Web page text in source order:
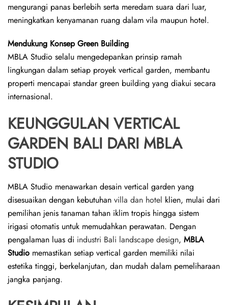
mengurangi panas berlebih serta meredam suara dari luar,
meningkatkan kenyamanan ruang dalam vila maupun hotel.
Mendukung Konsep Green Building
MBLA Studio selalu mengedepankan prinsip ramah
lingkungan dalam setiap proyek vertical garden, membantu
properti mencapai standar green building yang diakui secara
internasional.
KEUNGGULAN VERTICAL
GARDEN BALI DARI MBLA
STUDIO
MBLA Studio menawarkan desain vertical garden yang
disesuaikan dengan kebutuhan villa dan hotel klien, mulai dari
pemilihan jenis tanaman tahan iklim tropis hingga sistem
irigasi otomatis untuk memudahkan perawatan. Dengan
pengalaman luas di industri Bali landscape design, MBLA
Studio memastikan setiap vertical garden memiliki nilai
estetika tinggi, berkelanjutan, dan mudah dalam pemeliharaan
jangka panjang.